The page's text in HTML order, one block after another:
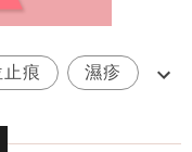
痕 濕疹